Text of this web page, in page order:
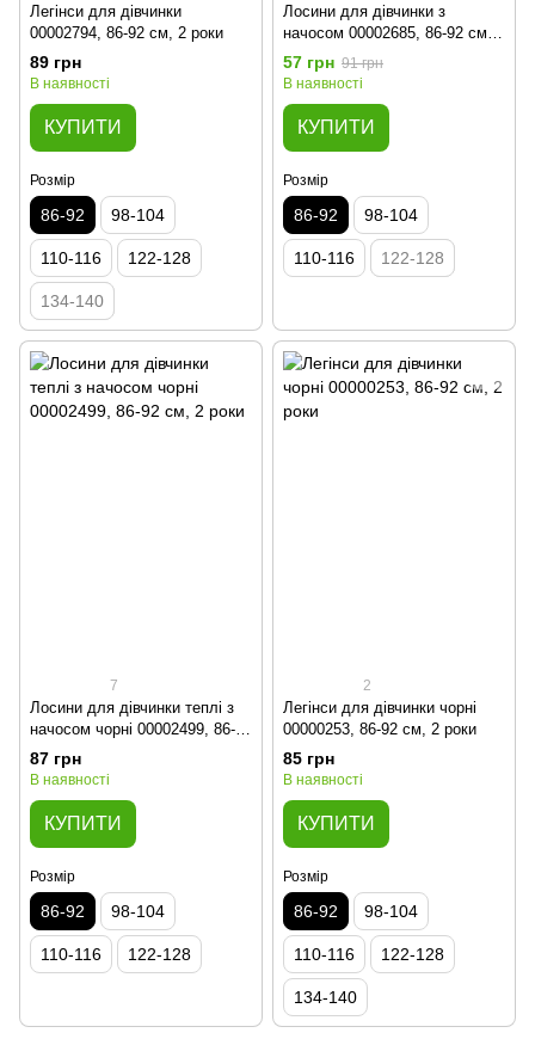
Легінси для дівчинки
00002794, 86-92 см, 2 роки
89 грн
В наявності
КУПИТИ
Розмір
86-92 98-104
110-116 122-128
134-140
Лосини для дівчинки з
начосом 00002685, 86-92 см, 2
роки
57 грн 91 грн
В наявності
КУПИТИ
Розмір
86-92 98-104
110-116 122-128
7
Лосини для дівчинки теплі з
начосом чорні 00002499, 86-92
см, 2 роки
87 грн
В наявності
КУПИТИ
Розмір
86-92 98-104
110-116 122-128
2
Легінси для дівчинки чорні
00000253, 86-92 см, 2 роки
85 грн
В наявності
КУПИТИ
Розмір
86-92 98-104
110-116 122-128
134-140